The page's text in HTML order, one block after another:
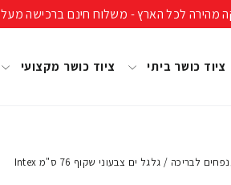
הארץ - משלוח חינם ברכישה מעל 399 ₪ (לא כולל נפחים ומשקלים חריגים) - אחריות יבואן רשמי, מעל 40 שנות ניסיון!
ציוד כושר ביתי ציוד כושר מקצועי
לבריכה / גלגל ים צבעוני שקוף 76 ס"מ Intex